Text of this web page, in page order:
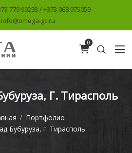
779 99293 / +373 068 975059
info@omega-gc.ru
0
Г. Тирасполь
Портфолио
Бубуруза, г. Тирасполь